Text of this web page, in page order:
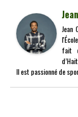
Jean
fait
Il est passionné de